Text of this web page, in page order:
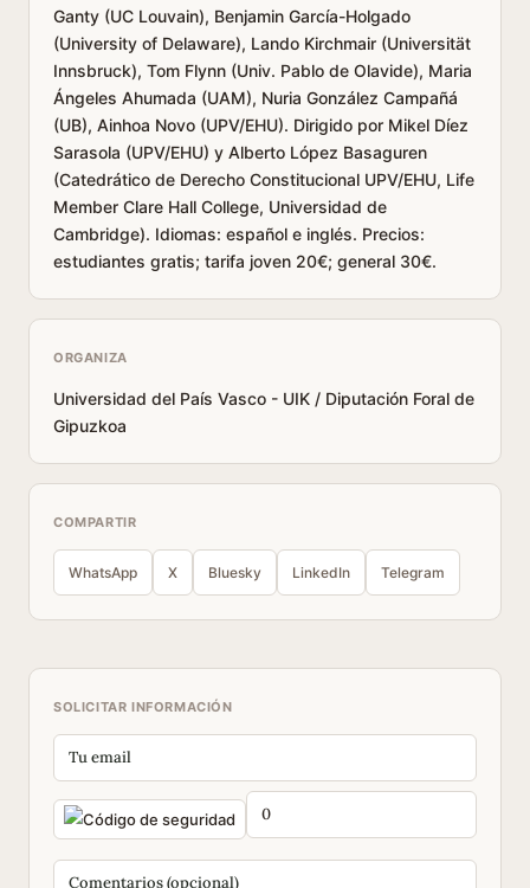
Ganty (UC Louvain), Benjamin García-Holgado
(University of Delaware), Lando Kirchmair (Universität
Innsbruck), Tom Flynn (Univ. Pablo de Olavide), Maria
Ángeles Ahumada (UAM), Nuria González Campañá
(UB), Ainhoa Novo (UPV/EHU). Dirigido por Mikel Díez
Sarasola (UPV/EHU) y Alberto López Basaguren
(Catedrático de Derecho Constitucional UPV/EHU, Life
Member Clare Hall College, Universidad de
Cambridge). Idiomas: español e inglés. Precios:
estudiantes gratis; tarifa joven 20€; general 30€.
ORGANIZA
Universidad del País Vasco - UIK / Diputación Foral de
Gipuzkoa
COMPARTIR
WhatsApp X Bluesky LinkedIn Telegram
SOLICITAR INFORMACIÓN